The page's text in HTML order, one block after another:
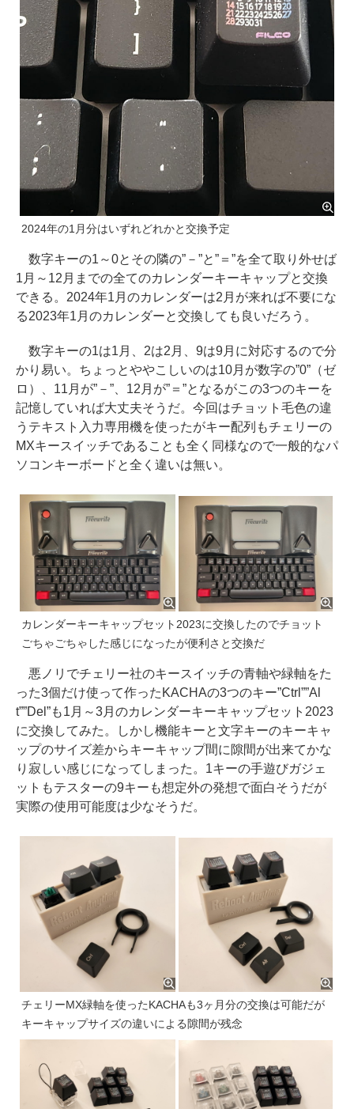
2024年の1月分はいずれどれかと交換予定
数字キーの1～0とその隣の”－”と”＝”を全て取り外せば
1月～12月までの全てのカレンダーキーキャップと交換
できる。2024年1月のカレンダーは2月が来れば不要にな
る2023年1月のカレンダーと交換しても良いだろう。
数字キーの1は1月、2は2月、9は9月に対応するので分
かり易い。ちょっとややこしいのは10月が数字の”0”（ゼ
ロ）、11月が”－”、12月が”＝”となるがこの3つのキーを
記憶していれば大丈夫そうだ。今回はチョット毛色の違
うテキスト入力専用機を使ったがキー配列もチェリーの
MXキースイッチであることも全く同様なので一般的なパ
ソコンキーボードと全く違いは無い。
カレンダーキーキャップセット2023に交換したのでチョット
ごちゃごちゃした感じになったが便利さと交換だ
悪ノリでチェリー社のキースイッチの青軸や緑軸をた
った3個だけ使って作ったKACHAの3つのキー”Ctrl””Al
t””Del”も1月～3月のカレンダーキーキャップセット2023
に交換してみた。しかし機能キーと文字キーのキーキャ
ップのサイズ差からキーキャップ間に隙間が出来てかな
り寂しい感じになってしまった。1キーの手遊びガジェ
ットもテスターの9キーも想定外の発想で面白そうだが
実際の使用可能度は少なそうだ。
チェリーMX緑軸を使ったKACHAも3ヶ月分の交換は可能だが
キーキャップサイズの違いによる隙間が残念